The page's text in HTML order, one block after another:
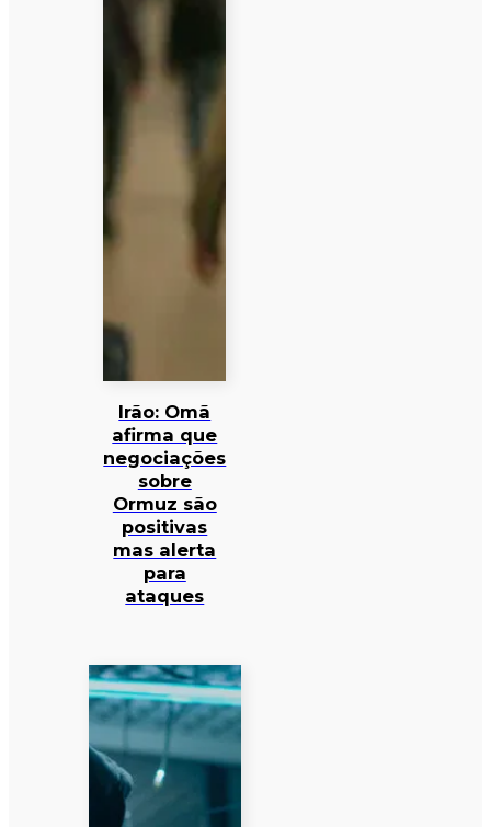
Irão: Omã
afirma que
negociações
sobre
Ormuz são
positivas
mas alerta
para
ataques